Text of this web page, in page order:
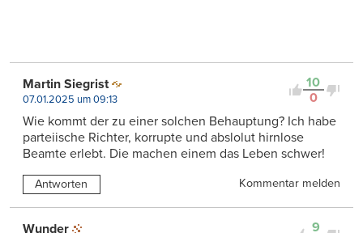
10
0
Martin Siegrist
07.01.2025 um 09:13
Wie kommt der zu einer solchen Behauptung? Ich habe
parteiische Richter, korrupte und abslolut hirnlose
Beamte erlebt. Die machen einem das Leben schwer!
Antworten Kommentar melden
9
Wunder